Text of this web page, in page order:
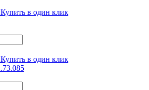
Купить в один клик
Купить в один клик